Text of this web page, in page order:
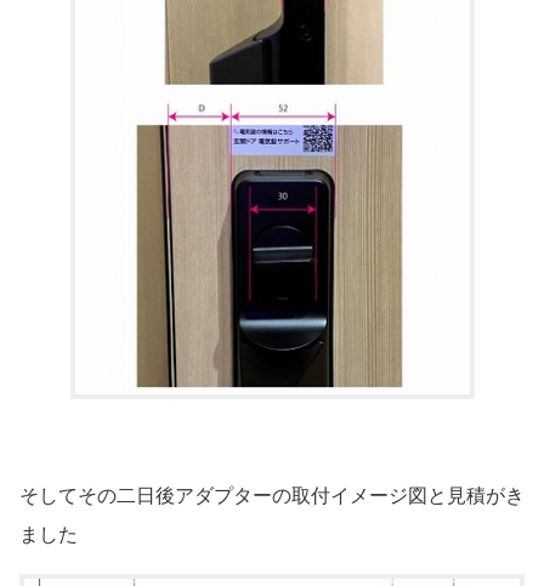
そしてその二日後アダプターの取付イメージ図と見積がき
ました